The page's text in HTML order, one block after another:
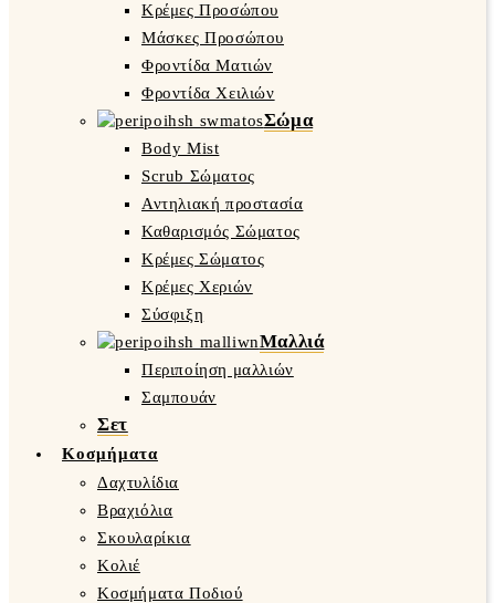
Κρέμες Προσώπου
Μάσκες Προσώπου
Φροντίδα Ματιών
Φροντίδα Χειλιών
Σώμα
Body Mist
Scrub Σώματος
Αντηλιακή προστασία
Καθαρισμός Σώματος
Κρέμες Σώματος
Κρέμες Χεριών
Σύσφιξη
Μαλλιά
Περιποίηση μαλλιών
Σαμπουάν
Σετ
Κοσμήματα
Δαχτυλίδια
Βραχιόλια
Σκουλαρίκια
Κολιέ
Κοσμήματα Ποδιού